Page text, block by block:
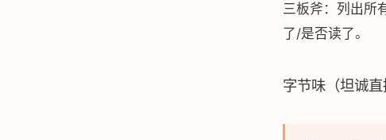
三板斧：列出所
了/是否读了。
字节味（坦诚直